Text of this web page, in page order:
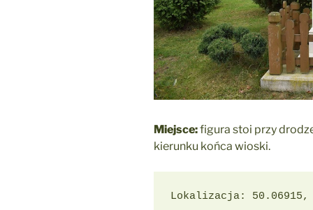
Miejsce:figura stoi przy
kierunku końca wioski.
Lokalizacja: 50.06915,